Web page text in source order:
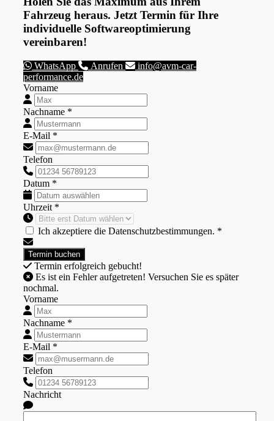
Fahrzeug heraus. Jetzt Termin für Ihre
individuelle Softwareoptimierung
vereinbaren!
WhatsApp Anrufen
info@avm-car-
performance.de
Vorname
Nachname *
E-Mail *
Telefon
Datum *
Uhrzeit *
Ich akzeptiere die Datenschutzbestimmungen. *
Termin erfolgreich gebucht!
nochmal.
Vorname
Nachname *
E-Mail *
Telefon
Nachricht